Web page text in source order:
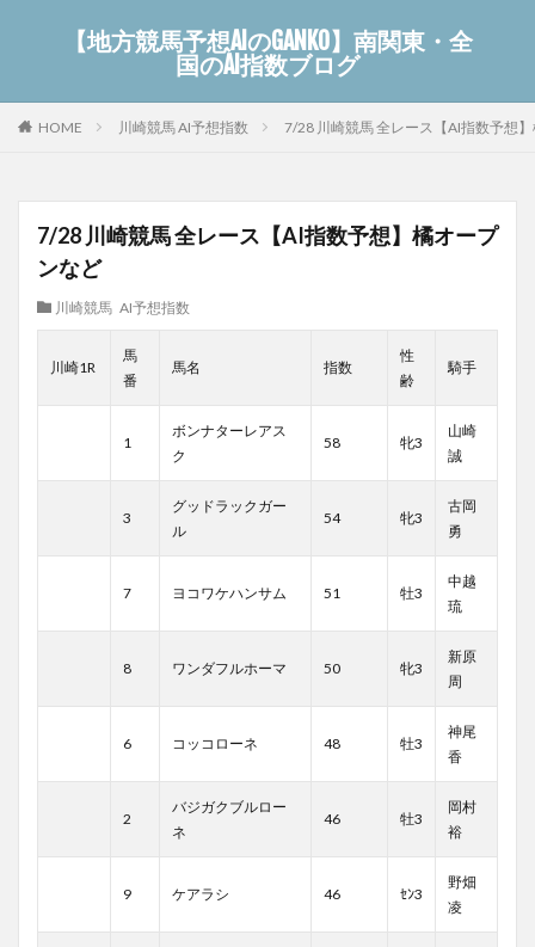
【地方競馬予想AIのGANKO】南関東・全
国のAI指数ブログ
HOME 川崎競馬 AI予想指数 7/28 川崎競馬 全レース【AI指数予想
7/28 川崎競馬 全レース【AI指数予想】橘オープ
ンなど
川崎競馬 AI予想指数
川崎1R
馬
番
馬名 指数
性
齢
騎手
1
ボンナターレアス
ク
58 牝3
山崎
誠
3
グッドラックガー
ル
54 牝3
古岡
勇
7 ヨコワケハンサム 51 牡3
中越
琉
8 ワンダフルホーマ 50 牝3
新原
周
6 コッコローネ 48 牡3
神尾
香
2
バジガクブルロー
ネ
46 牡3
岡村
裕
9 ケアラシ 46 ｾﾝ3
野畑
凌